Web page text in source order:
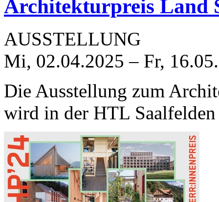
Architekturpreis Land
AUSSTELLUNG
Mi, 02.04.2025 – Fr,
Die Ausstellung zum
wird in der HTL Saalfelden